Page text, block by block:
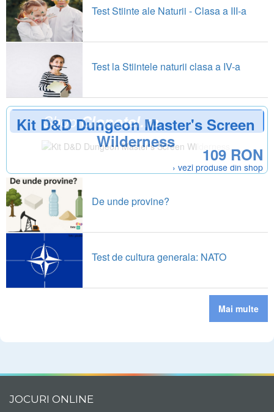
Test Stiinte ale Naturii - Clasa a III-a
Test la Stiintele naturii clasa a IV-a
ShopClopotel.ro
Kit D&D Dungeon Master's Screen
Wilderness
109 RON
› vezi produse din shop
De unde provine?
Test de cultura generala: NATO
Mai multe
JOCURI ONLINE